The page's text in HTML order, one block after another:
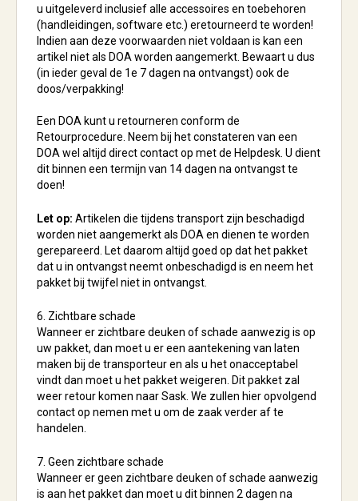
u uitgeleverd inclusief alle accessoires en toebehoren
(handleidingen, software etc.) eretourneerd te worden!
Indien aan deze voorwaarden niet voldaan is kan een
artikel niet als DOA worden aangemerkt. Bewaart u dus
(in ieder geval de 1e 7 dagen na ontvangst) ook de
doos/verpakking!
Een DOA kunt u retourneren conform de
Retourprocedure. Neem bij het constateren van een
DOA wel altijd direct contact op met de Helpdesk. U dient
dit binnen een termijn van 14 dagen na ontvangst te
doen!
Let op: Artikelen die tijdens transport zijn beschadigd
worden niet aangemerkt als DOA en dienen te worden
gerepareerd. Let daarom altijd goed op dat het pakket
dat u in ontvangst neemt onbeschadigd is en neem het
pakket bij twijfel niet in ontvangst.
6. Zichtbare schade
Wanneer er zichtbare deuken of schade aanwezig is op
uw pakket, dan moet u er een aantekening van laten
maken bij de transporteur en als u het onacceptabel
vindt dan moet u het pakket weigeren. Dit pakket zal
weer retour komen naar Sask. We zullen hier opvolgend
contact op nemen met u om de zaak verder af te
handelen.
7. Geen zichtbare schade
Wanneer er geen zichtbare deuken of schade aanwezig
is aan het pakket dan moet u dit binnen 2 dagen na